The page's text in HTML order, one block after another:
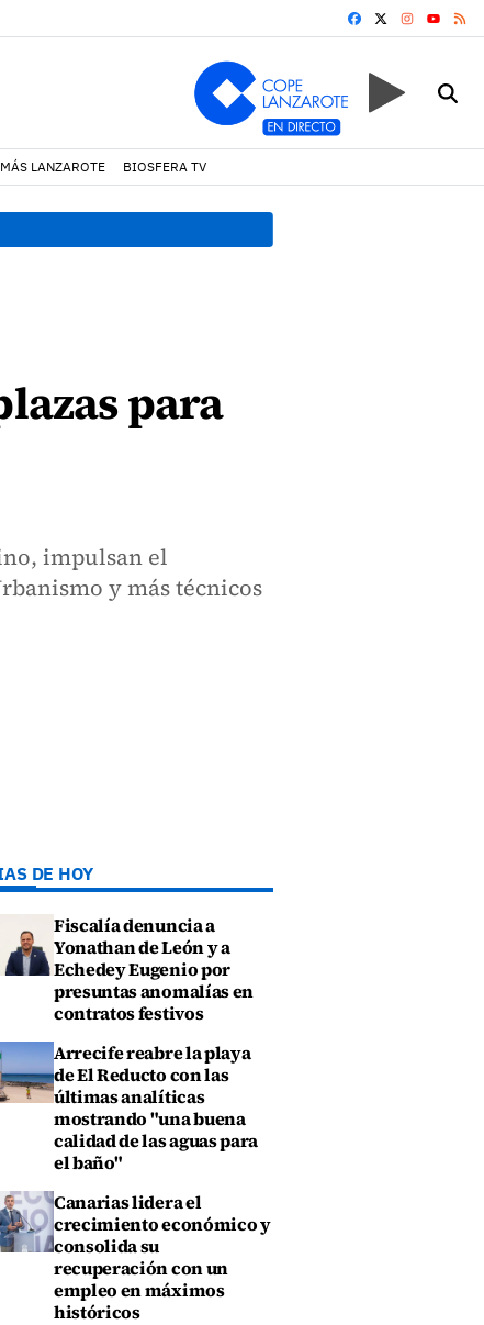
FACEBOOK
YOUTUBE
LANZAROTE BIOSFERA TV
para
impulsan el
y más técnicos
DE HOY
Fiscalía denuncia a
Yonathan de León y a
Echedey Eugenio por
presuntas anomalías en
contratos festivos
Arrecife reabre la playa
de El Reducto con las
últimas analíticas
mostrando "una buena
calidad de las aguas para
el baño"
Canarias lidera el
crecimiento económico y
consolida su
recuperación con un
empleo en máximos
históricos